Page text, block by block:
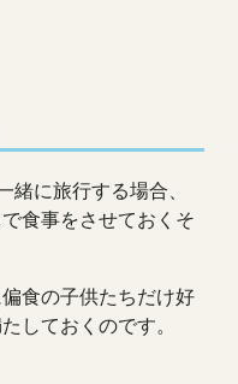
に旅行する場合、
食事をさせておくそ
食の子供たちだけ好
しておくのです。